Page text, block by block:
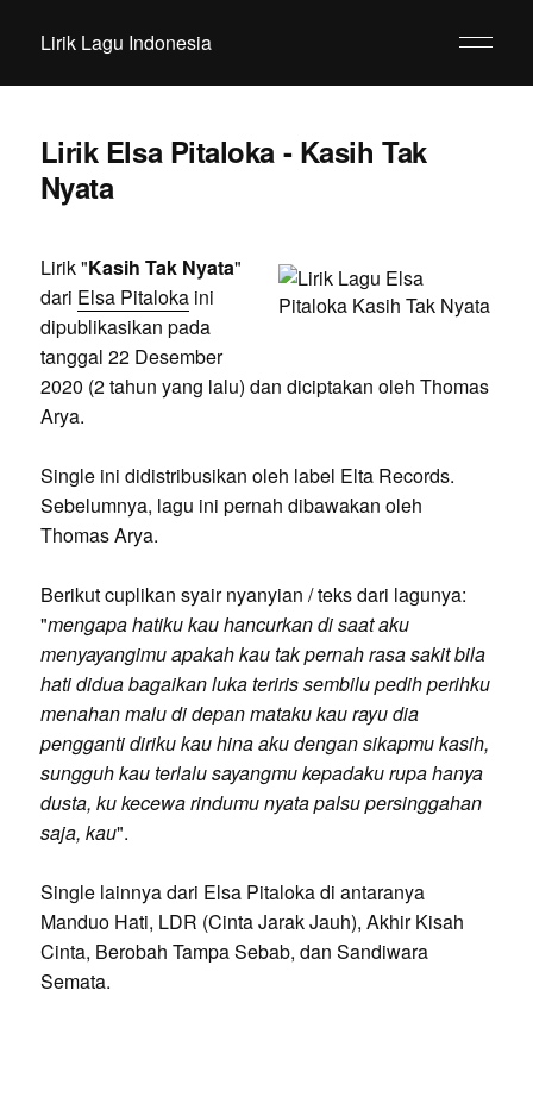
Lirik Lagu Indonesia
Lirik Elsa Pitaloka - Kasih Tak
Nyata
Lirik "Kasih Tak Nyata"
dari Elsa Pitalokaini
dipublikasikan pada
tanggal 22 Desember
2020 (2 tahun yang lalu) dan diciptakan oleh Thomas
Arya.
Single ini didistribusikan oleh label Elta Records.
Sebelumnya, lagu ini pernah dibawakan oleh
Thomas Arya.
Berikut cuplikan syair nyanyian / teks dari lagunya:
"mengapa hatiku kau hancurkan di saat aku
menyayangimu apakah kau tak pernah rasa sakit bila
hati didua bagaikan luka teriris sembilu pedih perihku
menahan malu di depan mataku kau rayu dia
pengganti diriku kau hina aku dengan sikapmu kasih,
sungguh kau terlalu sayangmu kepadaku rupa hanya
dusta, ku kecewa rindumu nyata palsu persinggahan
saja, kau".
Single lainnya dari Elsa Pitaloka di antaranya
Manduo Hati, LDR (Cinta Jarak Jauh), Akhir Kisah
Cinta, Berobah Tampa Sebab, dan Sandiwara
Semata.